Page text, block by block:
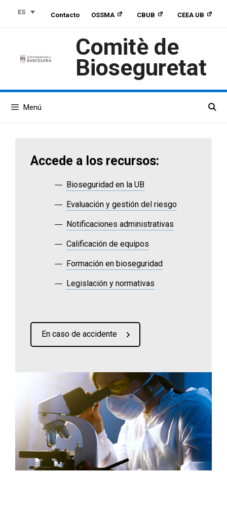
ES Contacto OSSMA CBUB CEEA UB
Comitè de
Bioseguretat
Menú
Accede a los recursos:
Bioseguridad en la UB
Evaluación y gestión del riesgo
Notificaciones administrativas
Calificación de equipos
Formación en bioseguridad
Legislación y normativas
En caso de accidente